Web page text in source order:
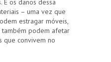
E os danos dessa
– uma vez que
estragar móveis,
podem afetar
que convivem no